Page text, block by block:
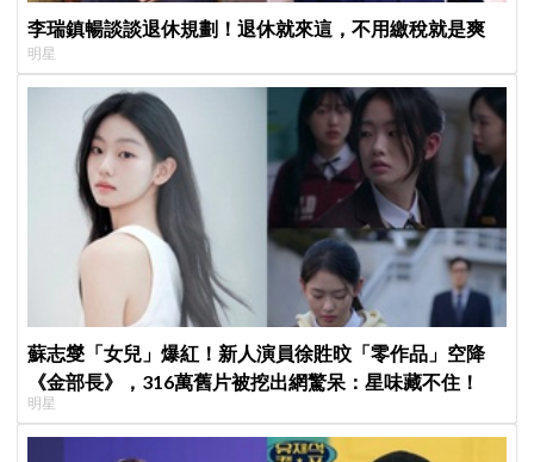
李瑞鎮暢談談退休規劃！退休就來這，不用繳稅就是爽
明星
蘇志燮「女兒」爆紅！新人演員徐貹旼「零作品」空降
《金部長》，316萬舊片被挖出網驚呆：星味藏不住！
明星